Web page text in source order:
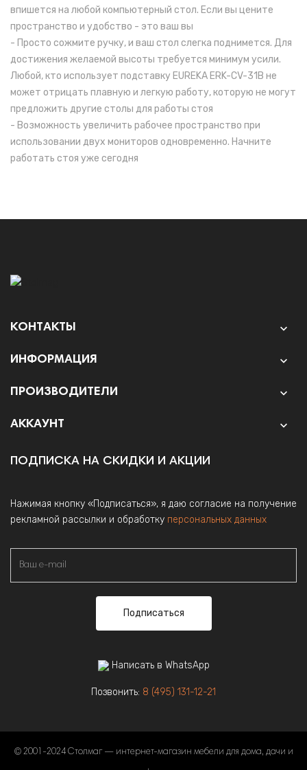
впишется на любой компьютерный стол. Если вы цените
пространство и удобство - это ваш вы
- Просто сожмите ручку, и ваш стол слегка поднимется. Для
достижения желаемой высоты требуется минимум усили.
Любой, кто использует подставку EUREKA ERK-CV-31B не
может отрицать плавную и легкую работу, которую не могут
предложить другие столы для работы стоя
- Возможность увеличить рабочее пространство при
использовании двух мониторов одновременно. Начните
работать стоя уже сегодня
КОНТАКТЫ 
ИНФОРМАЦИЯ 
ПРОИЗВОДИТЕЛИ 
АККАУНТ 
ПОДПИСКА НА СКИДКИ И АКЦИИ
Нажимая кнопку «Подписаться», я даю согласие на получение
рекламной рассылки и обработку персональных данных
Подписаться
Написать в WhatsApp
Позвонить: 8 (495) 131-12-21
© 2001-2024 Столмаг — интернет-магазин мебели для дома, дачи и